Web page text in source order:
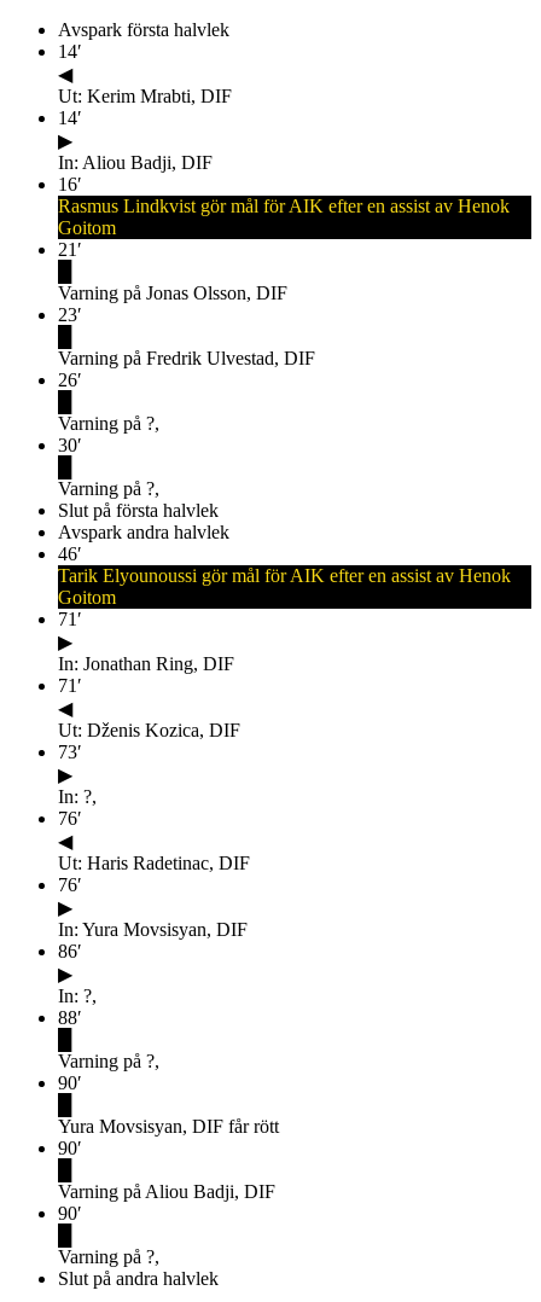
Avspark första halvlek
14′
◀
Ut: Kerim Mrabti, DIF
14′
▶
In: Aliou Badji, DIF
16′
Rasmus Lindkvist gör mål för AIK efter en assist av Henok
Goitom
21′
Varning på Jonas Olsson, DIF
23′
Varning på Fredrik Ulvestad, DIF
26′
Varning på ?,
30′
Varning på ?,
Slut på första halvlek
Avspark andra halvlek
46′
Tarik Elyounoussi gör mål för AIK efter en assist av Henok
Goitom
71′
▶
In: Jonathan Ring, DIF
71′
◀
Ut: Dženis Kozica, DIF
73′
▶
In: ?,
76′
◀
Ut: Haris Radetinac, DIF
76′
▶
In: Yura Movsisyan, DIF
86′
▶
In: ?,
88′
Varning på ?,
90′
Yura Movsisyan, DIF får rött
90′
Varning på Aliou Badji, DIF
90′
Varning på ?,
Slut på andra halvlek